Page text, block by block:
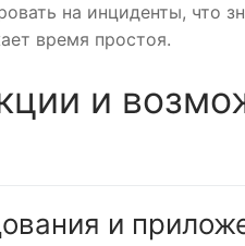
на инциденты, что
время простоя.
и
и